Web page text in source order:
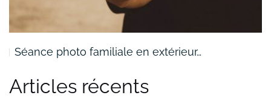
Séance photo familiale en extérieur…
Articles récents